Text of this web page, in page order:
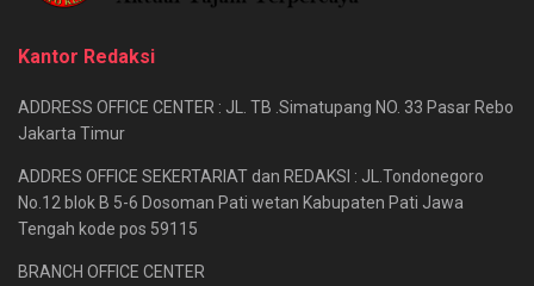
Kantor Redaksi
ADDRESS OFFICE CENTER : JL. TB .Simatupang NO. 33 Pasar Rebo
Jakarta Timur
ADDRES OFFICE SEKERTARIAT dan REDAKSI : JL.Tondonegoro
No.12 blok B 5-6 Dosoman Pati wetan Kabupaten Pati Jawa
Tengah kode pos 59115
BRANCH OFFICE CENTER